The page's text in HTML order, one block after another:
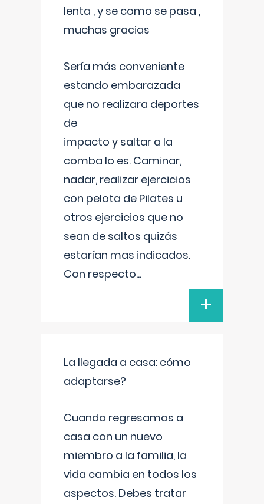
lenta , y se como se pasa ,
muchas gracias
Sería más conveniente
estando embarazada
que no realizara deportes
de
impacto y saltar a la
comba lo es. Caminar,
nadar, realizar ejercicios
con pelota de Pilates u
otros ejercicios que no
sean de saltos quizás
estarían mas indicados.
Con respecto...
+
La llegada a casa: cómo
adaptarse?
Cuando regresamos a
casa con un nuevo
miembro a la familia, la
vida cambia en todos los
aspectos. Debes tratar